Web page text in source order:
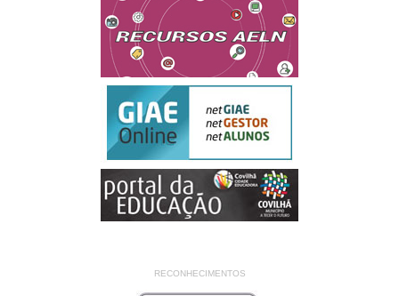
RECONHECIMENTOS